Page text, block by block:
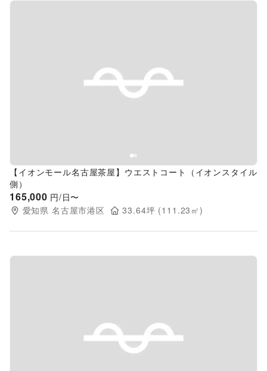
Previous slide
【イオンモール名古屋茶屋】ウエストコート（イオンスタイル
側）
165,000 円/日〜
愛知県 名古屋市港区 33.64坪 (111.23 ㎡)
Previous slide